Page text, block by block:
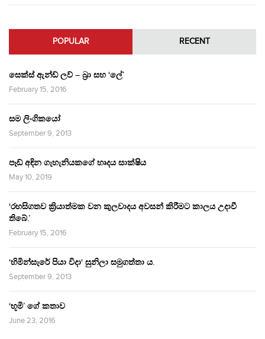
POPULAR RECENT
සෙක්ස් ඇන්ඩ් ලව් – බ්‍රා සහ ‘ලේ’
February 15, 2016
සම ලිංගිකයෝ
September 9, 2013
පෑඩ් අඳින ගැහැනියකගේ හෘදය සාක්ෂිය
May 10, 2019
‘රහසිගතව ක්‍රියාත්මක වන කුලවාදය අවසන් කිරීමට කාලය උදාවී
තිබේ.’
February 15, 2016
‘හිමින්සැරේ පියා විදා‘ සුනිලා සමුගත්තා ය.
September 9, 2013
‘භූමි’ ගේ කතාව
June 23, 2016